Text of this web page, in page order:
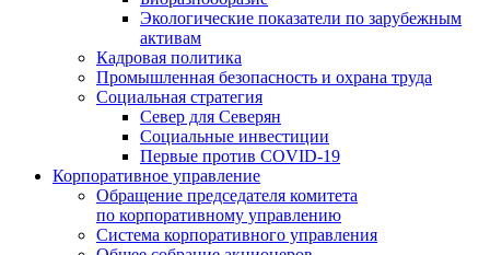
Экологические показатели по зарубежным
активам
Кадровая политика
Промышленная безопасность и охрана труда
Социальная стратегия
Север для Северян
Социальные инвестиции
Первые против COVID‑19
Корпоративное управление
Обращение председателя комитета
по корпоративному управлению
Система корпоративного управления